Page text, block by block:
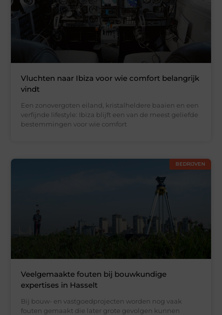
Vluchten naar Ibiza voor wie comfort belangrijk
vindt
Een zonovergoten eiland, kristalheldere baaien en een
verfijnde lifestyle: Ibiza blijft een van de meest geliefde
bestemmingen voor wie comfort
BEDRIJVEN
Veelgemaakte fouten bij bouwkundige
expertises in Hasselt
Bij bouw- en vastgoedprojecten worden nog vaak
fouten gemaakt die later grote gevolgen kunnen